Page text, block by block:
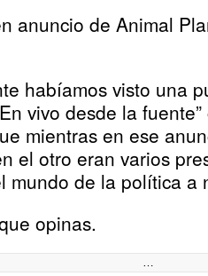
anuncio de Animal
habíamos visto una
vivo desde la
mientras en ese
el otro eran varios
mundo de la política a
opinas.
…